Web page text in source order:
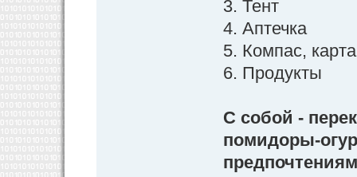
3. Тент
4. Аптечка
5. Компас, карта
6. Продукты
С собой -
помидоры-